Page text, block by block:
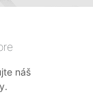
náš